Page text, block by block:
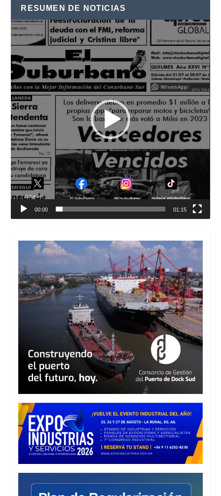
RESUMEN DE NOTICIAS
Reproductor
de
vídeo
00:00 01:15